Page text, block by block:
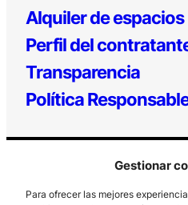
Gestionar
Para ofrecer las mejores
Alquiler de espacios
Perfil del
Transparencia
Política